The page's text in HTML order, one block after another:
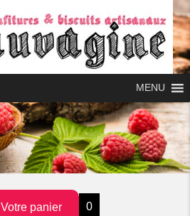
MENU
0
MENU
Votre panier
0